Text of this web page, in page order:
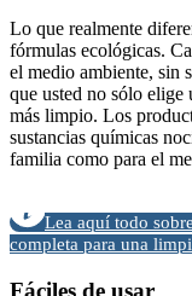
Lo que realmente
fórmulas ecológicas.
el medio ambiente, sin
que usted no sólo
más limpio. Los
sustancias químicas
familia como para el
Lea aquí todo
completa para una
Fáciles de usar